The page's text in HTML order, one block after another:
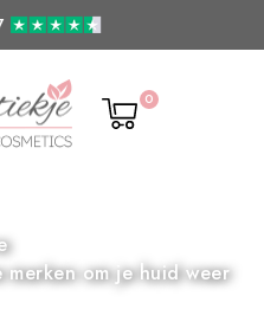
| BE 5,50
0
merken om je huid
thuis
KRX Korean Skincare